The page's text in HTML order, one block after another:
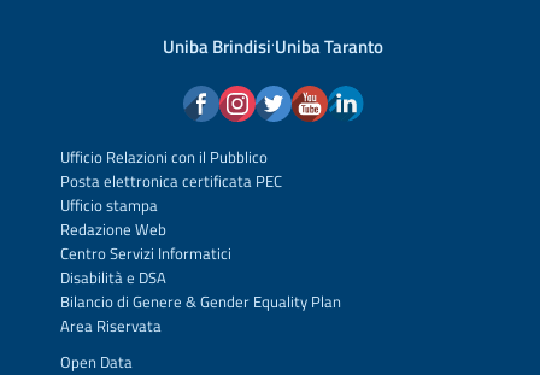
Uniba Brindisi·Uniba Taranto
Ufficio Relazioni con il Pubblico
Posta elettronica certificata PEC
Ufficio stampa
Redazione Web
Centro Servizi Informatici
Disabilità e DSA
Bilancio di Genere & Gender Equality Plan
Area Riservata
Open Data